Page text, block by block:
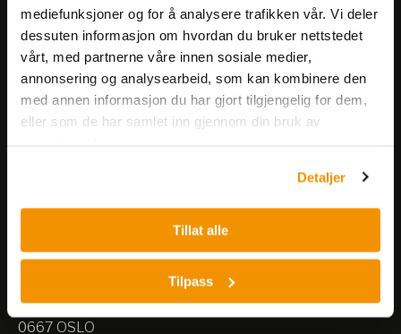
mediefunksjoner og for å analysere trafikken vår. Vi deler
dessuten informasjon om hvordan du bruker nettstedet
vårt, med partnerne våre innen sosiale medier,
annonsering og analysearbeid, som kan kombinere den
med annen informasjon du har gjort tilgjengelig for dem,
eller som de har samlet inn gjennom din bruk av
Detaljer
Tillat alle
Tilpass
Meld på nyhetsbrev
0667 OSLO
Nils Hansens vei 10
0667 OSLO